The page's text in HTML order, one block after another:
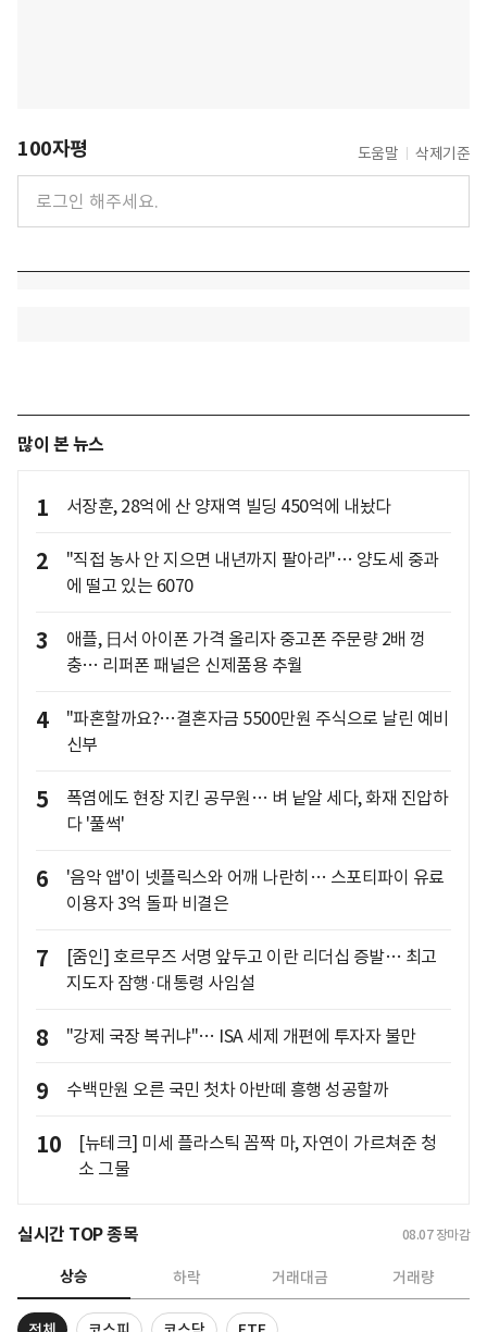
100자평 도움말 삭제기준
많이 본 뉴스
1 서장훈, 28억에 산 양재역 빌딩 450억에 내놨다
2
"직접 농사 안 지으면 내년까지 팔아라"… 양도세 중과
에 떨고 있는 6070
3
애플, 日서 아이폰 가격 올리자 중고폰 주문량 2배 껑
충… 리퍼폰 패널은 신제품용 추월
4
"파혼할까요?…결혼자금 5500만원 주식으로 날린 예비
신부
5
폭염에도 현장 지킨 공무원… 벼 낱알 세다, 화재 진압하
다 '풀썩'
6
'음악 앱'이 넷플릭스와 어깨 나란히… 스포티파이 유료
이용자 3억 돌파 비결은
7
[줌인] 호르무즈 서명 앞두고 이란 리더십 증발… 최고
지도자 잠행·대통령 사임설
8 "강제 국장 복귀냐"… ISA 세제 개편에 투자자 불만
9 수백만원 오른 국민 첫차 아반떼 흥행 성공할까
10
[뉴테크] 미세 플라스틱 꼼짝 마, 자연이 가르쳐준 청
소 그물
실시간 TOP 종목 08.07 장마감
상승 하락 거래대금 거래량